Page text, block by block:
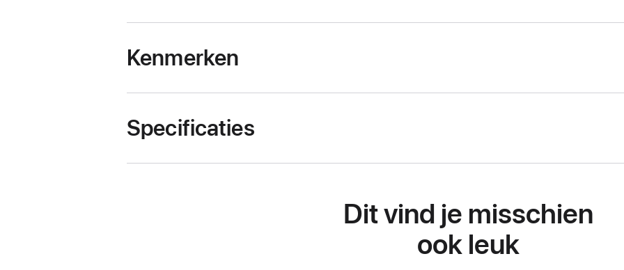
Kenmerken
Specificaties
Dit vind je misschien
ook leuk